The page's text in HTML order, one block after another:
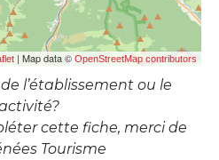
| Map data © OpenStreetMap contributors
l’établissement ou le
cette fiche, merci de
Tourisme